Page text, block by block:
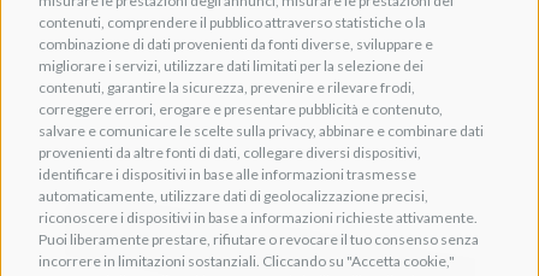
contenuti, comprendere il pubblico attraverso statistiche o la
combinazione di dati provenienti da fonti diverse, sviluppare e
migliorare i servizi, utilizzare dati limitati per la selezione dei
contenuti, garantire la sicurezza, prevenire e rilevare frodi,
correggere errori, erogare e presentare pubblicità e contenuto,
salvare e comunicare le scelte sulla privacy, abbinare e combinare dati
provenienti da altre fonti di dati, collegare diversi dispositivi,
identificare i dispositivi in base alle informazioni trasmesse
automaticamente, utilizzare dati di geolocalizzazione precisi,
riconoscere i dispositivi in base a informazioni richieste attivamente.
Puoi liberamente prestare, rifiutare o revocare il tuo consenso senza
incorrere in limitazioni sostanziali. Cliccando su "Accetta cookie,"